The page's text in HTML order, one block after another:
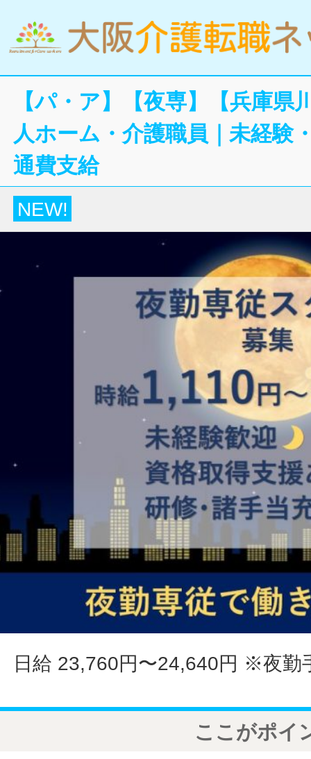
【パ・ア】【夜専】【兵庫県
人ホーム・介護職員｜未経験
通費支給
NEW!
日給 23,760円〜24,640円 ※夜勤
ここがポイ